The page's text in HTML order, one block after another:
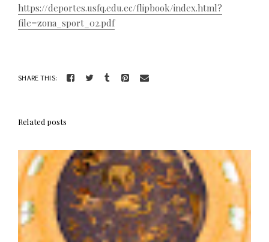
https://deportes.usfq.edu.ec/flipbook/index.html?
file=zona_sport_02.pdf
SHARE THIS:
Related posts